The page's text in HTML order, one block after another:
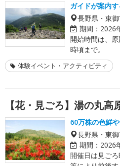
ガイドが案内す
長野県・東
期間： 2026
開始時間は、
時頃まで。
体験イベント・アクティビティ
【花・見ごろ】湯の丸高
60万株の色鮮
長野県・東
期間： 2026
開催日は見ご